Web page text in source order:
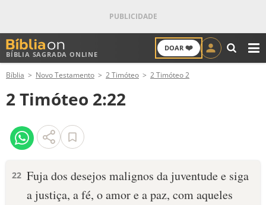
BÍBLIA SAGRADA ONLINE
DOAR ❤️
ANTIGO TESTAMENTO
NOVO TESTAMENTO
VERSÍCULOS
PALAVRA DO DIA
Bíblia Novo Testamento 2 Timóteo 2 Timóteo 2
2 Timóteo 2:22
22 Fuja dos desejos malignos da juventude e siga
a justiça, a fé, o amor e a paz, com aqueles